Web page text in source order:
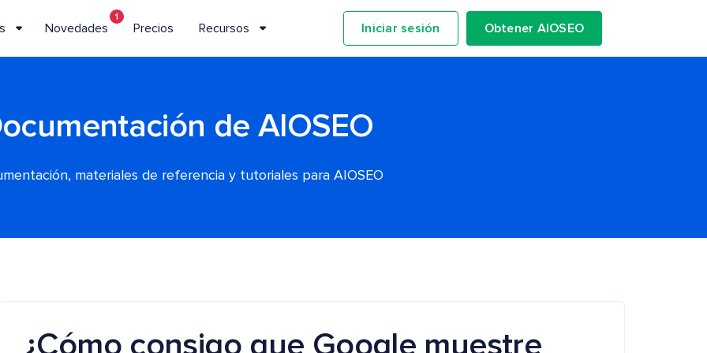
Novedades
1
Precios Recursos Iniciar sesión Obtener AIOSEO
de AIOSEO
materiales de referencia y tutoriales para AIOSEO
¿Cómo consigo que Google muestre